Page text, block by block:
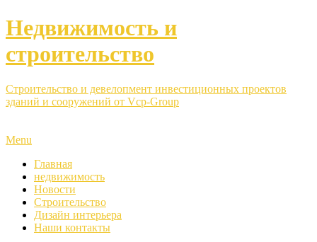
Недвижимость и
строительство
Строительство и девелопмент инвестиционных проектов
зданий и сооружений от Vcp-Group
Menu
Главная
недвижимость
Новости
Строительство
Дизайн интерьера
Наши контакты